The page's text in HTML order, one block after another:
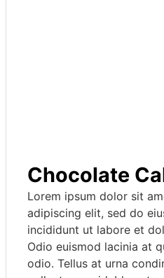
Chocolate
Lorem ipsum dolor sit
adipiscing elit, sed do
incididunt ut labore et
Odio euismod lacinia at
odio. Tellus at urna